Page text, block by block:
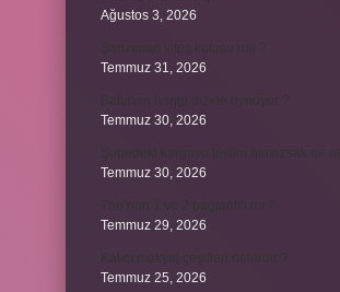
Ağustos 3, 2026
Temmuz 31, 2026
Temmuz 30, 2026
Temmuz 30, 2026
Temmuz 29, 2026
Temmuz 25, 2026